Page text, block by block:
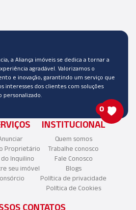
a Aliança imóveis se dedica a tornar a
agradável. Valorizamos o
e inovação, garantindo um serviço que
interesses dos clientes com soluções
Proprietário
Inquilino
seu imóvel
INSTITUCIONAL
Quem somos
Trabalhe conosco
Fale Conosco
Blogs
Política de privacidade
Política de Cookies
CONTATOS
0